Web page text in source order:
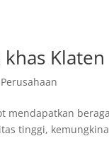
Klaten
mendapatkan
tinggi,